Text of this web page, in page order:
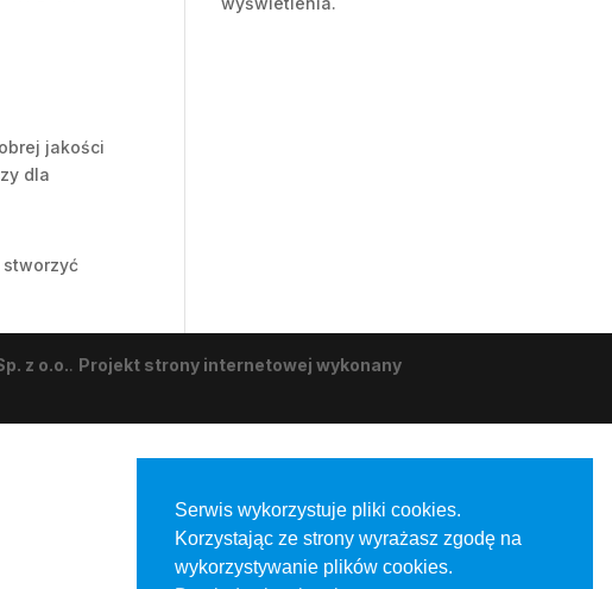
jakości
dla
stworzyć
z o.o.. Projekt strony internetowej wykonany
Serwis wykorzystuje pliki cookies.
Korzystając ze strony wyrażasz zgodę na
wykorzystywanie plików cookies.